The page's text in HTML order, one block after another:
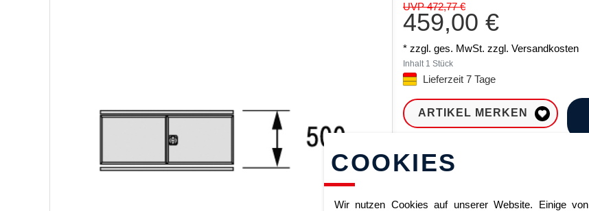
UVP 472,77 €
459,00 €
* zzgl. ges. MwSt. zzgl. Versandkosten
Inhalt 1 Stück
Lieferzeit 7 Tage
ARTIKEL MERKEN
Sofort lieferbar
COOKIES
Wir nutzen Cookies auf unserer Website. Einige von